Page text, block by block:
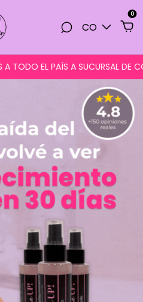
CO
0
PAÍS A SUCURSAL DE CORREO